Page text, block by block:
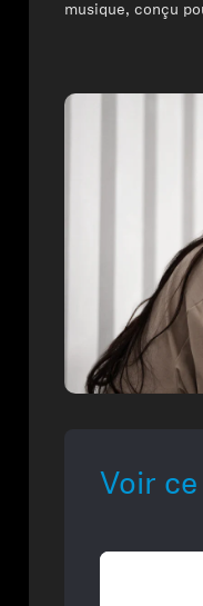
musique, conçu
Voir